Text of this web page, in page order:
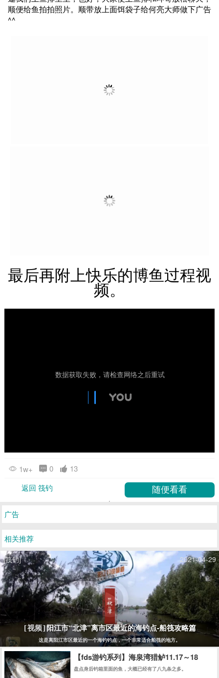
顺便给鱼拍拍照片。顺带放上面饵袋子给何亮大师做下广告
^^
最后再附上快乐的博鱼过程视
频。
1w+ 0
13
返回 筏钓
广告
相关推荐
[筏钓] 2021-04-29
[视频]阳江市“北津”离市区最近的海钓点-船筏攻略篇
这是离阳江市区最近的一个海钓钓点，一个非常适合船筏的地方。
【fds游钓系列】海泉湾猎鲈11.17～18
盘点身后钓箱里面的鱼，大概已经有了八九条之多。